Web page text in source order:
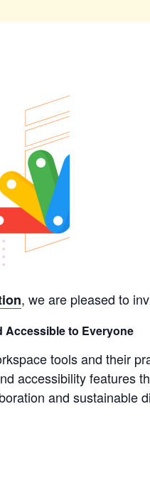
, we are pleased to
Accessible to Everyone
tools and their
accessibility features
and sustainable